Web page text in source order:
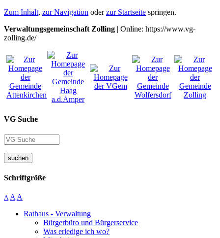
Zum Inhalt, zur Navigation oderzur Startseite springen.
Verwaltungsgemeinschaft Zolling | Online: https://www.vg-
zolling.de/
VG Suche
suchen
Schriftgröße
A A A
Rathaus - Verwaltung
Bürgerbüro und Bürgerservice
Was erledige ich wo?